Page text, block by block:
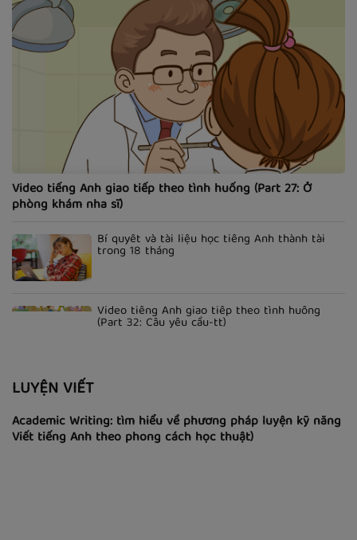
Video tiếng Anh giao tiếp theo tình huống (Part 27: Ở
phòng khám nha sĩ)
Bí quyết và tài liệu học tiếng Anh thành tài
trong 18 tháng
Video tiếng Anh giao tiếp theo tình huống
(Part 32: Câu yêu cầu-tt)
LUYỆN VIẾT
Academic Writing: tìm hiểu về phương pháp luyện kỹ năng
Viết tiếng Anh theo phong cách học thuật)